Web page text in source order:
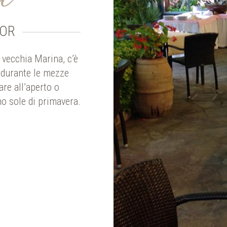
Marina, c’è
le mezze
all’aperto o
sole di primavera.